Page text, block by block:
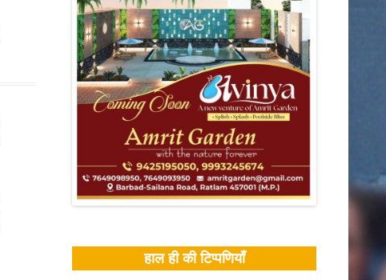
राजनीति
ग्वालियर
छतरपुर
जबलपुर
झाबुआ
छिंदवाड़ा
धार
पन्ना
नीमच
हाल ही की टिप्पणियाँ